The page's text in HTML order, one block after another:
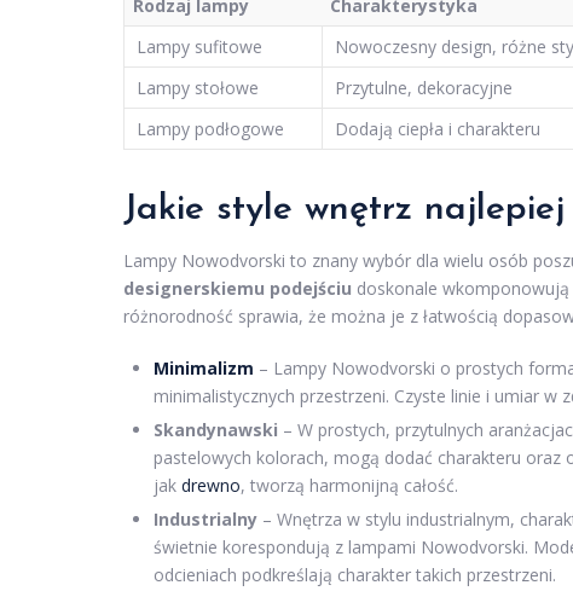
Rodzaj lampy Charakterystyka
Lampy sufitowe
Nowoczesny design, różne
Lampy stołowe
Przytulne, dekoracyjne
Lampy podłogowe
Dodają ciepła i charakteru
Jakie style wnętrz
Lampy Nowodvorski to znany wybór dla wielu osób
designerskiemu podejściu doskonale
różnorodność sprawia, że można je z łatwością
Minimalizm – Lampy Nowodvorski o prostych
minimalistycznych przestrzeni. Czyste linie i umiar
Skandynawski – W prostych, przytulnych
pastelowych kolorach, mogą dodać charakteru oraz
jak drewno, tworzą harmonijną całość.
Industrialny – Wnętrza w stylu industrialnym,
świetnie korespondują z lampami Nowodvorski.
odcieniach podkreślają charakter takich przestrzeni.